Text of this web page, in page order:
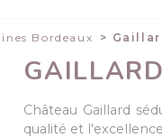
Bordeaux
GAILLARD
Château Gaillard
qualité et